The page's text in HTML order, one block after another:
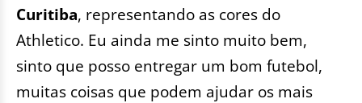
Curitiba, representando as cores do
Athletico. Eu ainda me sinto muito bem,
sinto que posso entregar um bom futebol,
muitas coisas que podem ajudar os mais